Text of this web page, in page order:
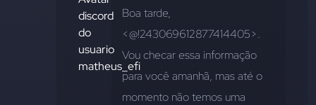
Boa tarde,
<@!243069612877414405>.
Vou checar essa informação
para você amanhã, mas até o
momento não temos uma